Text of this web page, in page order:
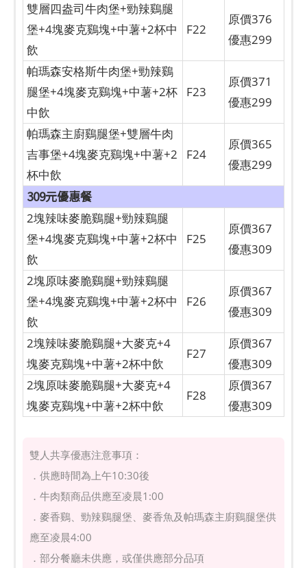
雙層四盎司牛肉堡+勁辣鷄腿
堡+4塊麥克鷄塊+中薯+2杯中
飲
F22
原價376
優惠299
帕瑪森安格斯牛肉堡+勁辣鷄
腿堡+4塊麥克鷄塊+中薯+2杯
中飲
F23
原價371
優惠299
帕瑪森主廚鷄腿堡+雙層牛肉
吉事堡+4塊麥克鷄塊+中薯+2
杯中飲
F24
原價365
優惠299
309元優惠餐
2塊辣味麥脆鷄腿+勁辣鷄腿
堡+4塊麥克鷄塊+中薯+2杯中
飲
F25
原價367
優惠309
2塊原味麥脆鷄腿+勁辣鷄腿
堡+4塊麥克鷄塊+中薯+2杯中
飲
F26
原價367
優惠309
2塊辣味麥脆鷄腿+大麥克+4
塊麥克鷄塊+中薯+2杯中飲
F27
原價367
優惠309
2塊原味麥脆鷄腿+大麥克+4
塊麥克鷄塊+中薯+2杯中飲
F28
原價367
優惠309
雙人共享優惠注意事項：
．供應時間為上午10:30後
．牛肉類商品供應至凌晨1:00
．麥香鷄、勁辣鷄腿堡、麥香魚及帕瑪森主廚鷄腿堡供
應至凌晨4:00
．部分餐廳未供應，或僅供應部分品項